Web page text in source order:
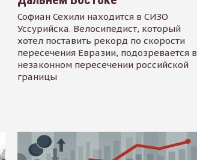
Софиан Сехили находится в СИЗО
Уссурийска. Велосипедист, который
хотел поставить рекорд по скорости
пересечения Евразии, подозревается в
незаконном пересечении российской
границы